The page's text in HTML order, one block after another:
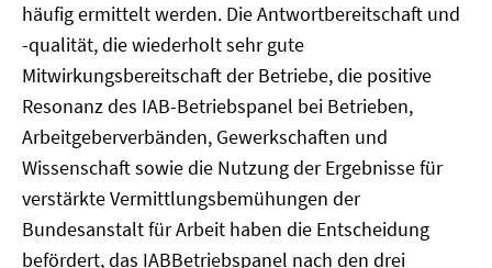
häufig ermittelt werden. Die Antwortbereitschaft und
-qualität, die wiederholt sehr gute
Mitwirkungsbereitschaft der Betriebe, die positive
Resonanz des IAB-Betriebspanel bei Betrieben,
Arbeitgeberverbänden, Gewerkschaften und
Wissenschaft sowie die Nutzung der Ergebnisse für
verstärkte Vermittlungsbemühungen der
Bundesanstalt für Arbeit haben die Entscheidung
befördert, das IABBetriebspanel nach den drei